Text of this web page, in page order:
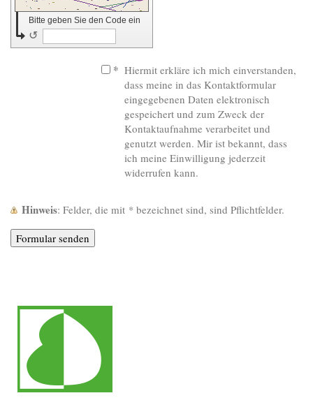
Bitte geben Sie den Code ein
↺
* Hiermit erkläre ich mich einverstanden,
dass meine in das Kontaktformular
eingegebenen Daten elektronisch
gespeichert und zum Zweck der
Kontaktaufnahme verarbeitet und
genutzt werden. Mir ist bekannt, dass
ich meine Einwilligung jederzeit
widerrufen kann.
Hinweis : Felder, die mit * bezeichnet sind, sind Pflichtfelder.